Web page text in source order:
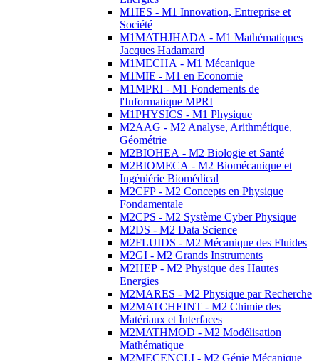
M1IES - M1 Innovation, Entreprise et
Société
M1MATHJHADA - M1 Mathématiques
Jacques Hadamard
M1MECHA - M1 Mécanique
M1MIE - M1 en Economie
M1MPRI - M1 Fondements de
l'Informatique MPRI
M1PHYSICS - M1 Physique
M2AAG - M2 Analyse, Arithmétique,
Géométrie
M2BIOHEA - M2 Biologie et Santé
M2BIOMECA - M2 Biomécanique et
Ingéniérie Biomédical
M2CFP - M2 Concepts en Physique
Fondamentale
M2CPS - M2 Système Cyber Physique
M2DS - M2 Data Science
M2FLUIDS - M2 Mécanique des Fluides
M2GI - M2 Grands Instruments
M2HEP - M2 Physique des Hautes
Energies
M2MARES - M2 Physique par Recherche
M2MATCHEINT - M2 Chimie des
Matériaux et Interfaces
M2MATHMOD - M2 Modélisation
Mathématique
M2MECENCLI - M2 Génie Mécanique